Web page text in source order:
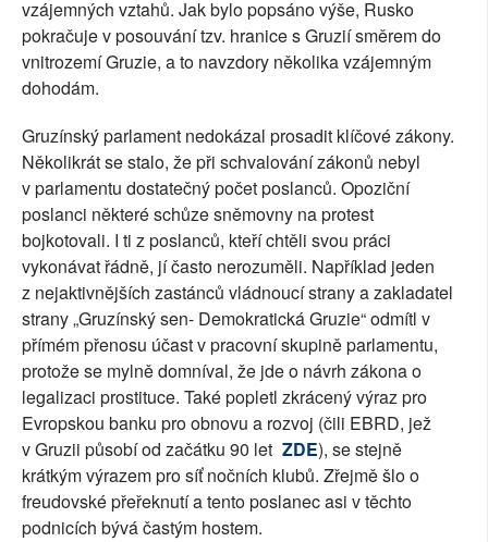
vzájemných vztahů. Jak bylo popsáno výše, Rusko
pokračuje v posouvání tzv. hranice s Gruzií směrem do
vnitrozemí Gruzie, a to navzdory několika vzájemným
dohodám.
Gruzínský parlament nedokázal prosadit klíčové zákony.
Několikrát se stalo, že při schvalování zákonů nebyl
v parlamentu dostatečný počet poslanců. Opoziční
poslanci některé schůze sněmovny na protest
bojkotovali. I ti z poslanců, kteří chtěli svou práci
vykonávat řádně, jí často nerozuměli. Například jeden
z nejaktivnějších zastánců vládnoucí strany a zakladatel
strany „Gruzínský sen- Demokratická Gruzie“ odmítl v
přímém přenosu účast v pracovní skupině parlamentu,
protože se mylně domníval, že jde o návrh zákona o
legalizaci prostituce. Také popletl zkrácený výraz pro
Evropskou banku pro obnovu a rozvoj (čili EBRD, jež
v Gruzii působí od začátku 90 let ZDE), se stejně
krátkým výrazem pro síť nočních klubů. Zřejmě šlo o
freudovské přeřeknutí a tento poslanec asi v těchto
podnicích bývá častým hostem.